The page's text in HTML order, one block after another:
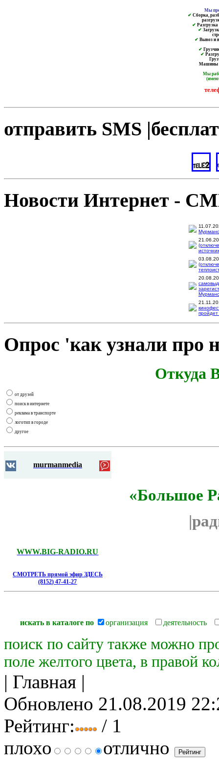
Мы
✔ Сборка,
✔ Разгрузка
✔
✔ Вывоз и
✔
✔
Машины
Мы
отправить SMS
Новости Интернет -
Опрос 'как узнали про
Откуда
от друзей
поиск в интернете
реклама в транспорте
логотип в городе
другое
murmanmedia
«Большое
WWW.BIG-RADIO.RU
СМОТРЕТЬ прямой эфир ЗДЕСЬ
(8152) 47-41-27
искать в каталоге по организация деятельность
поиск по сайту также можно
поле желтого цвета, в правой
| Главная |
Обновлено 21.08.2019
Рейтинг:
/ 1
плохо
отлично